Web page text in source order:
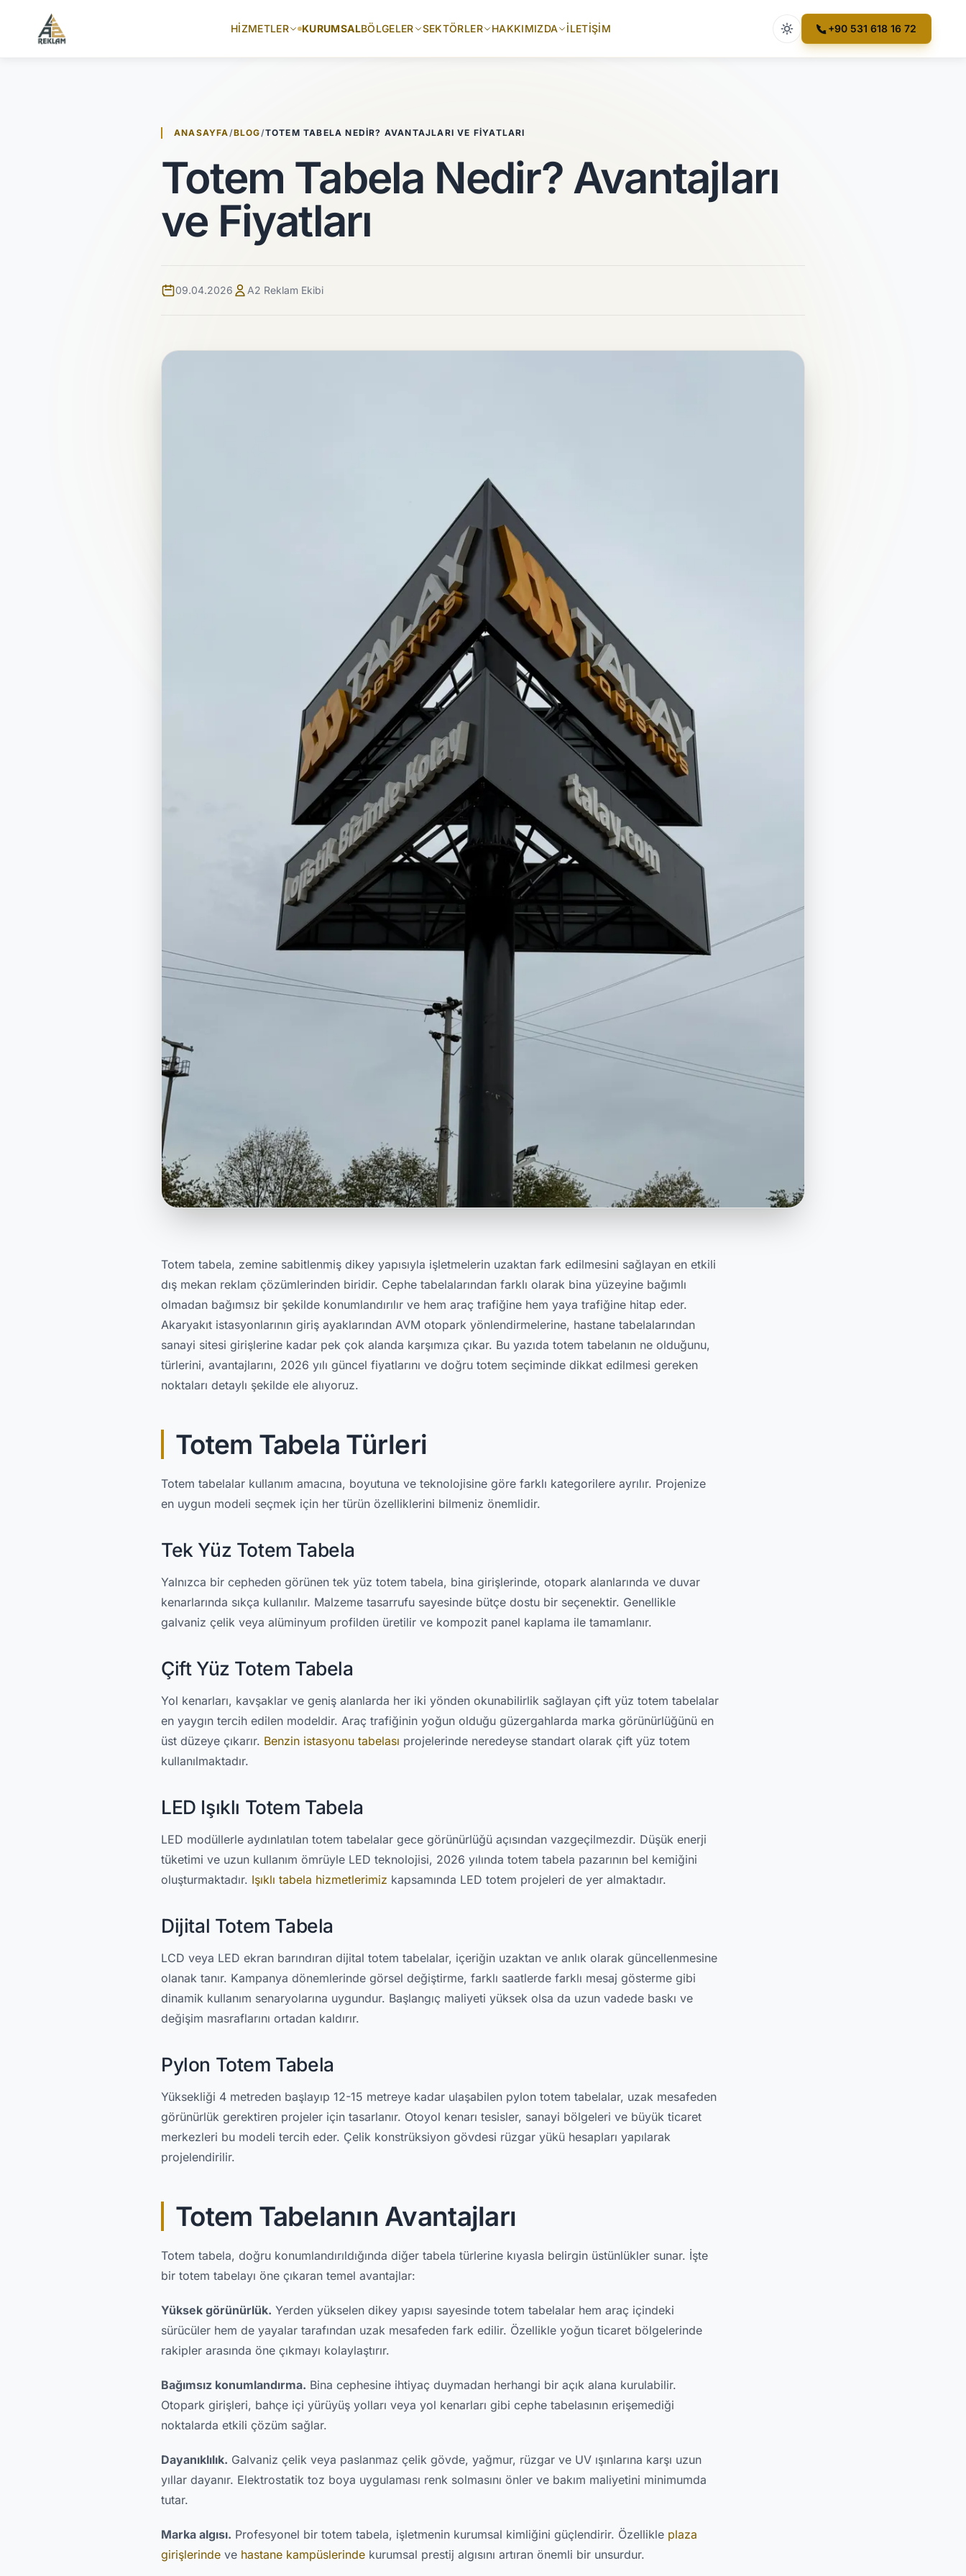
HIZMETLER KURUMSALBÖLGELER SEKTÖRLER HAKKIMIZDA İLETIŞIM Açık tema etkin
+90 531 618 16 72
ANASAYFA/BLOG/TOTEM TABELA NEDIR? AVANTAJLARI VE FIYATLARI
Totem Tabela Nedir? Avantajları
ve Fiyatları
09.04.2026 A2 Reklam Ekibi
Totem tabela, zemine sabitlenmiş dikey yapısıyla işletmelerin uzaktan fark edilmesini sağlayan en etkili
dış mekan reklam çözümlerinden biridir. Cephe tabelalarından farklı olarak bina yüzeyine bağımlı
olmadan bağımsız bir şekilde konumlandırılır ve hem araç trafiğine hem yaya trafiğine hitap eder.
Akaryakıt istasyonlarının giriş ayaklarından AVM otopark yönlendirmelerine, hastane tabelalarından
sanayi sitesi girişlerine kadar pek çok alanda karşımıza çıkar. Bu yazıda totem tabelanın ne olduğunu,
türlerini, avantajlarını, 2026 yılı güncel fiyatlarını ve doğru totem seçiminde dikkat edilmesi gereken
noktaları detaylı şekilde ele alıyoruz.
Totem Tabela Türleri
Totem tabelalar kullanım amacına, boyutuna ve teknolojisine göre farklı kategorilere ayrılır. Projenize
en uygun modeli seçmek için her türün özelliklerini bilmeniz önemlidir.
Tek Yüz Totem Tabela
Yalnızca bir cepheden görünen tek yüz totem tabela, bina girişlerinde, otopark alanlarında ve duvar
kenarlarında sıkça kullanılır. Malzeme tasarrufu sayesinde bütçe dostu bir seçenektir. Genellikle
galvaniz çelik veya alüminyum profilden üretilir ve kompozit panel kaplama ile tamamlanır.
Çift Yüz Totem Tabela
Yol kenarları, kavşaklar ve geniş alanlarda her iki yönden okunabilirlik sağlayan çift yüz totem tabelalar
en yaygın tercih edilen modeldir. Araç trafiğinin yoğun olduğu güzergahlarda marka görünürlüğünü en
üst düzeye çıkarır. Benzin istasyonu tabelası projelerinde neredeyse standart olarak çift yüz totem
kullanılmaktadır.
LED Işıklı Totem Tabela
LED modüllerle aydınlatılan totem tabelalar gece görünürlüğü açısından vazgeçilmezdir. Düşük enerji
tüketimi ve uzun kullanım ömrüyle LED teknolojisi, 2026 yılında totem tabela pazarının bel kemiğini
oluşturmaktadır. Işıklı tabela hizmetlerimiz kapsamında LED totem projeleri de yer almaktadır.
Dijital Totem Tabela
LCD veya LED ekran barındıran dijital totem tabelalar, içeriğin uzaktan ve anlık olarak güncellenmesine
olanak tanır. Kampanya dönemlerinde görsel değiştirme, farklı saatlerde farklı mesaj gösterme gibi
dinamik kullanım senaryolarına uygundur. Başlangıç maliyeti yüksek olsa da uzun vadede baskı ve
değişim masraflarını ortadan kaldırır.
Pylon Totem Tabela
Yüksekliği 4 metreden başlayıp 12-15 metreye kadar ulaşabilen pylon totem tabelalar, uzak mesafeden
görünürlük gerektiren projeler için tasarlanır. Otoyol kenarı tesisler, sanayi bölgeleri ve büyük ticaret
merkezleri bu modeli tercih eder. Çelik konstrüksiyon gövdesi rüzgar yükü hesapları yapılarak
projelendirilir.
Totem Tabelanın Avantajları
Totem tabela, doğru konumlandırıldığında diğer tabela türlerine kıyasla belirgin üstünlükler sunar. İşte
bir totem tabelayı öne çıkaran temel avantajlar:
Yüksek görünürlük. Yerden yükselen dikey yapısı sayesinde totem tabelalar hem araç içindeki
sürücüler hem de yayalar tarafından uzak mesafeden fark edilir. Özellikle yoğun ticaret bölgelerinde
rakipler arasında öne çıkmayı kolaylaştırır.
Bağımsız konumlandırma. Bina cephesine ihtiyaç duymadan herhangi bir açık alana kurulabilir.
Otopark girişleri, bahçe içi yürüyüş yolları veya yol kenarları gibi cephe tabelasının erişemediği
noktalarda etkili çözüm sağlar.
Dayanıklılık. Galvaniz çelik veya paslanmaz çelik gövde, yağmur, rüzgar ve UV ışınlarına karşı uzun
yıllar dayanır. Elektrostatik toz boya uygulaması renk solmasını önler ve bakım maliyetini minimumda
tutar.
Marka algısı. Profesyonel bir totem tabela, işletmenin kurumsal kimliğini güçlendirir. Özellikle plaza
girişlerinde ve hastane kampüslerinde kurumsal prestij algısını artıran önemli bir unsurdur.